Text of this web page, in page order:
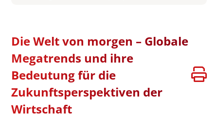
Die Welt von morgen – Globale
Megatrends und ihre
Bedeutung für die
Zukunftsperspektiven der
Wirtschaft